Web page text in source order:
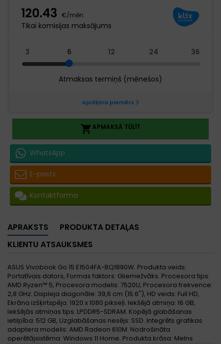
APMAKSĀ TŪLĪT
WhatsApp
E-pasts
Kontaktforma
APRAKSTS
PRODUKTA DETAĻAS
KLIENTU ATSAUKSMES
ASUS Vivobook Go 15 E1504FA-BQ1890W. Produkta veids:
Portatīvais dators, Formas faktors: Gliemežvāks. Procesora tips:
AMD Ryzen™ 5, Procesora modelis: 7520U, Procesora frekvence:
2,8 GHz. Displeja diagonāle: 39,6 cm (15.6"), HD veids: Full HD,
Ekrāna izšķirtspēja: 1920 x 1080 pikseļi. Iekšējā atmiņa: 16 GB,
Iekšējās atmiņas tips: LPDDR5-SDRAM. Kopējā glabāšanas
ietilpība: 512 GB, Uzglabāšanas nesējs: SSD. Integrēts grafikas
adaptera modelis: AMD Radeon 610M. Nodrošināta
operētājsistēma: Windows 11 Home. Produkta krāsa: Melns